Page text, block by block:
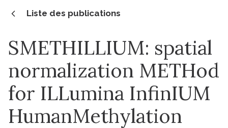
Liste des publications
SMETHILLIUM: spatial
normalization METHod
for ILLumina InfinIUM
HumanMethylation